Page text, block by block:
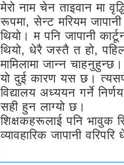
मेरो नाम चेन ताइवान मा
रूपमा, सेन्ट मरियम जापानी
थियो। म पनि जापानी
थियो, धेरै जस्तै त हो,
मामिलामा जान्न
यो दुई कारण यस छ।
विद्यालय अध्ययन गर्ने
सही हुन लाग्यो छ।
शिक्षकहरूलाई पनि भावुक
व्यावहारिक जापानी